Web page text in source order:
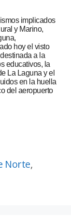
implicados
y Marino,
hoy el visto
a la
educativos, la
La Laguna y el
en la huella
del aeropuerto
Norte,